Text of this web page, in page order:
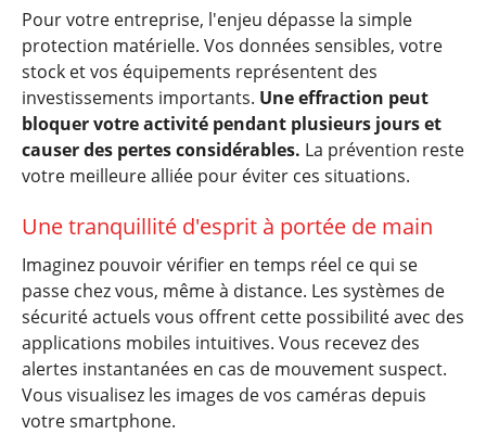
Pour votre entreprise, l'enjeu dépasse la simple
protection matérielle. Vos données sensibles, votre
stock et vos équipements représentent des
investissements importants. Une effraction peut
bloquer votre activité pendant plusieurs jours et
causer des pertes considérables. La prévention reste
votre meilleure alliée pour éviter ces situations.
Une tranquillité d'esprit à portée de main
Imaginez pouvoir vérifier en temps réel ce qui se
passe chez vous, même à distance. Les systèmes de
sécurité actuels vous offrent cette possibilité avec des
applications mobiles intuitives. Vous recevez des
alertes instantanées en cas de mouvement suspect.
Vous visualisez les images de vos caméras depuis
votre smartphone.